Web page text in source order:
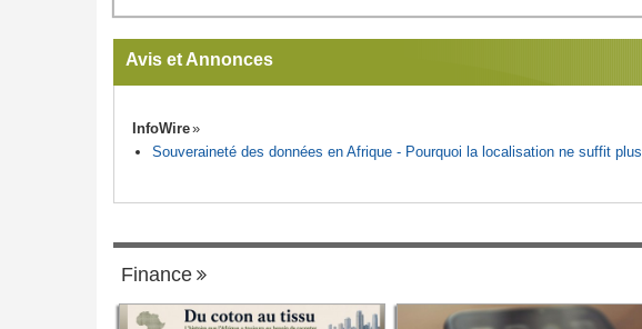
Avis et Annonces
InfoWire
Souveraineté des données en Afrique - Pourquoi la localisation ne suffit plus
Finance